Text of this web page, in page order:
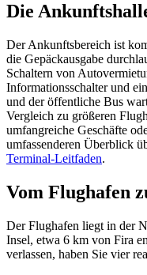
Die
Der Ankunftsbereich ist
die Gepäckausgabe
Schaltern von
Informationsschalter und
und der öffentliche Bus
Vergleich zu größeren
umfangreiche Geschäfte
umfassenderen Überblick
Terminal-Leitfaden.
Vom Flughafen
Der Flughafen liegt in der
Insel, etwa 6 km von Fira
verlassen, haben Sie vier